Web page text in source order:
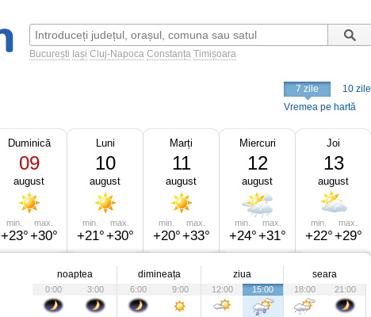
București Iași Cluj-Napoca Constanța Timișoara
7 zile
10 zile
Vremea pe hartă
Duminică
09
august
min.
+23°
max.
+30°
Luni
10
august
min.
+21°
max.
+30°
Marți
11
august
min.
+20°
max.
+33°
Miercuri
12
august
min.
+24°
max.
+31°
Joi
13
august
min.
+22°
max.
+29°
noaptea dimineața ziua seara
0:00 3:00 6:00 9:00 12:00 15:00 18:00 21:00